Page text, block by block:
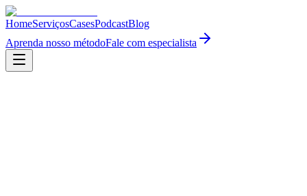
HomeServiçosCasesPodcastBlog
Aprenda nosso métodoFale com especialista